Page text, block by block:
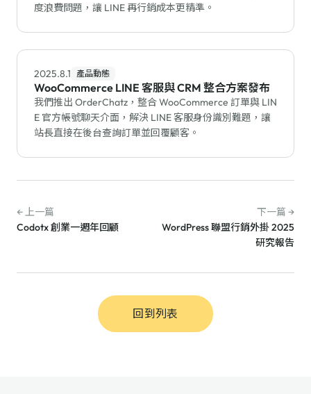
度浪費問題，讓 LINE 再行銷成本更精準。
2025.8.1 產品動態
WooCommerce LINE 客服與 CRM 整合方案發布
我們推出 OrderChatz，整合 WooCommerce 訂單與 LIN
E 官方帳號聊天介面，解決 LINE 客服身份識別難題，讓
站長直接在後台查詢訂單並回覆顧客。
← 上一篇
Codotx 創業一週年回顧
下一篇 →
WordPress 聯盟行銷外掛 2025
研究報告
回到列表